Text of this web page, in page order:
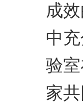
成
中
验
家